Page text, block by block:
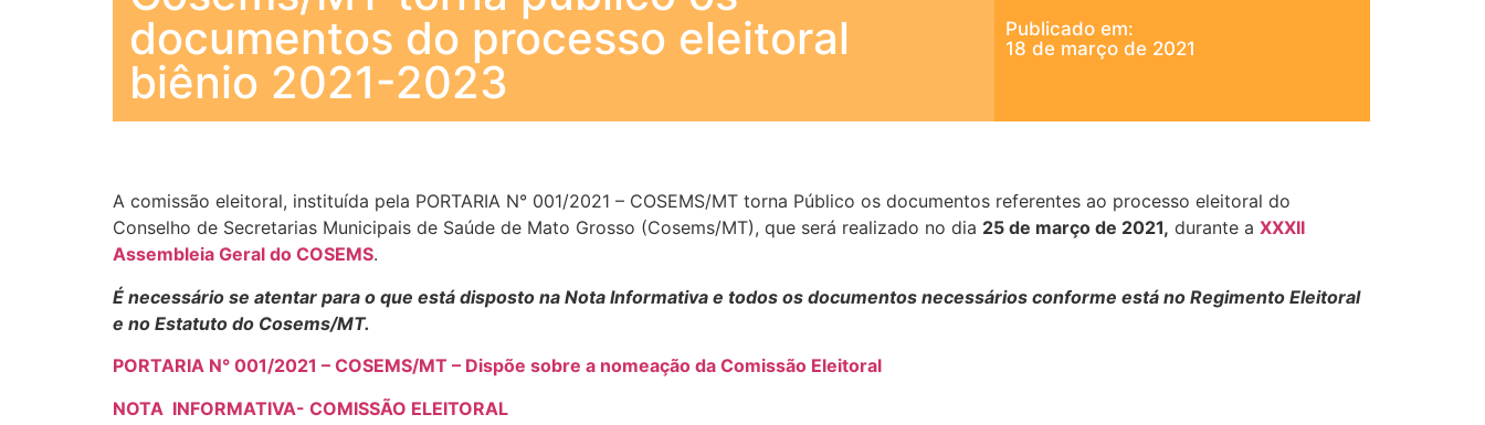
documentos do processo eleitoral
biênio 2021-2023
Publicado em:
18 de março de 2021
A comissão eleitoral, instituída pela PORTARIA N° 001/2021 – COSEMS/MT torna Público os documentos referentes ao processo eleitoral do
Conselho de Secretarias Municipais de Saúde de Mato Grosso (Cosems/MT), que será realizado no dia 25 de março de 2021, durante a XXXII
Assembleia Geral do COSEMS.
É necessário se atentar para o que está disposto na Nota Informativa e todos os documentos necessários conforme está no Regimento Eleitoral
e no Estatuto do Cosems/MT.
PORTARIA N° 001/2021 – COSEMS/MT – Dispõe sobre a nomeação da Comissão Eleitoral
NOTA INFORMATIVA- COMISSÃO ELEITORAL